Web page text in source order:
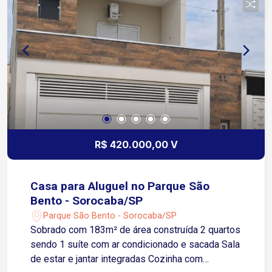
R$ 420.000,00 V
Casa para Aluguel no Parque São
Bento - Sorocaba/SP
Parque São Bento - Sorocaba/SP
Sobrado com 183m² de área construída 2 quartos
sendo 1 suíte com ar condicionado e sacada Sala
de estar e jantar integradas Cozinha com